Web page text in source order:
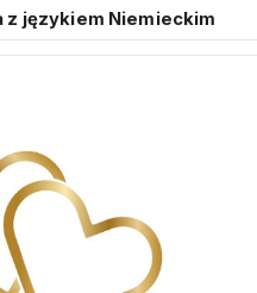
językiem Niemieckim